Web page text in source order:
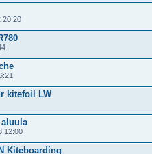
20:20
kitefoil LW
aluula
12:00
Kiteboarding